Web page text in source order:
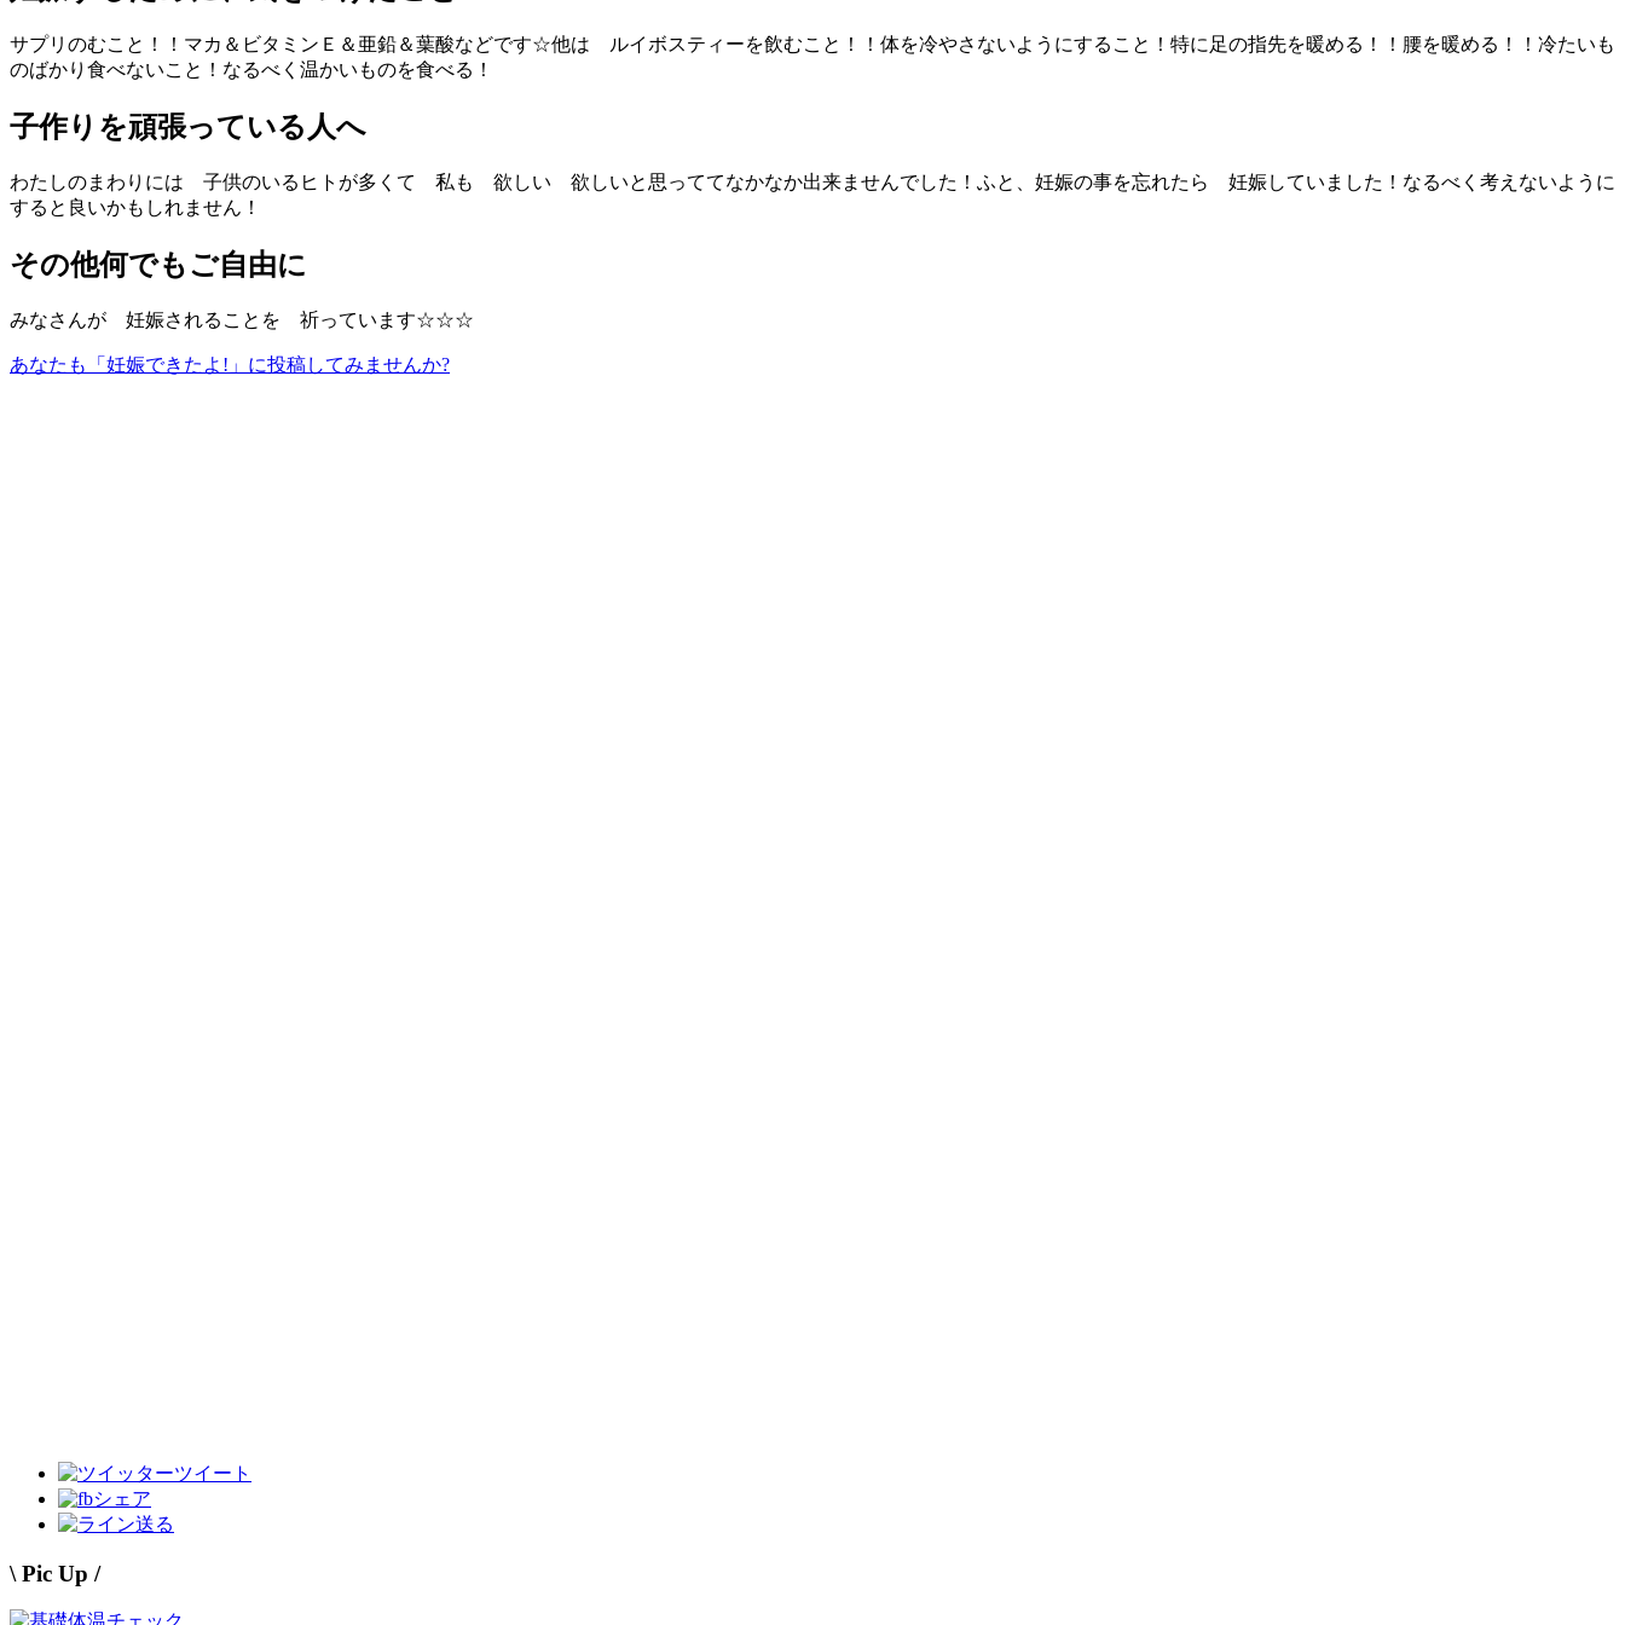
サプリのむこと！！マカ＆ビタミンＥ＆亜鉛＆葉酸などです☆他は ルイボスティーを飲むこと！！体を冷やさないようにすること！特に足の指先を暖める！！腰を暖める！！冷たいも
のばかり食べないこと！なるべく温かいものを食べる！
子作りを頑張っている人へ
わたしのまわりには 子供のいるヒトが多くて 私も 欲しい 欲しいと思っててなかなか出来ませんでした！ふと、妊娠の事を忘れたら 妊娠していました！なるべく考えないように
すると良いかもしれません！
その他何でもご自由に
みなさんが 妊娠されることを 祈っています☆☆☆
あなたも「妊娠できたよ!」に投稿してみませんか?
ツイート
シェア
送る
\ Pic Up /